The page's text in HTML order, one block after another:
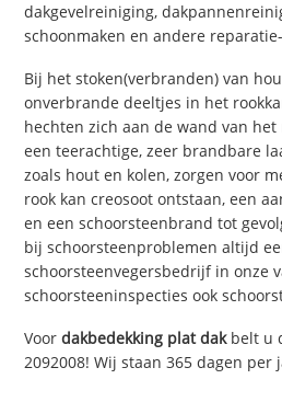
dakgevelreiniging,
schoonmaken en andere
Bij het stoken(verbranden) van
onverbrande deeltjes in het
hechten zich aan de wand van
een teerachtige, zeer brandbare
zoals hout en kolen, zorgen voor
rook kan creosoot ontstaan, een
en een schoorsteenbrand tot
bij schoorsteenproblemen altijd
schoorsteenvegersbedrijf in onze
schoorsteeninspecties ook
Voordakbedekking plat dakbelt u
2092008! Wij staan 365 dagen per